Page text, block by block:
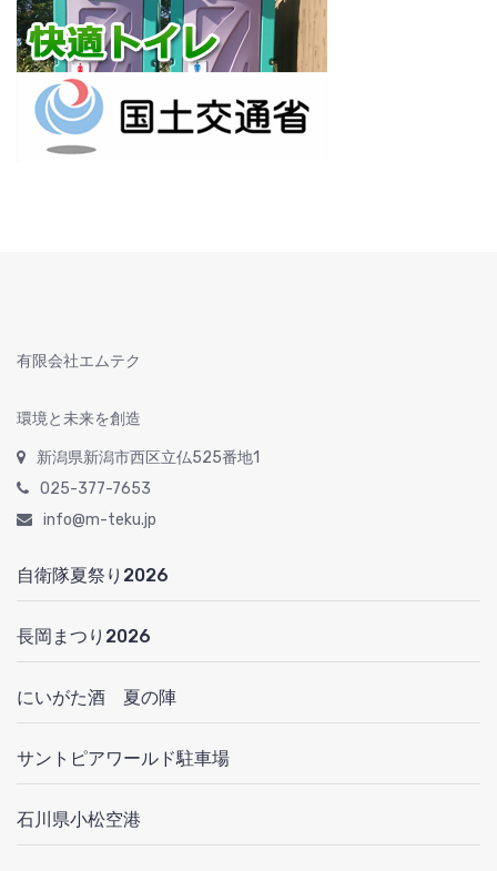
有限会社エムテク
環境と未来を創造
新潟県新潟市西区立仏525番地1
025-377-7653
info@m-teku.jp
自衛隊夏祭り2026
長岡まつり2026
にいがた酒 夏の陣
サントピアワールド駐車場
石川県小松空港